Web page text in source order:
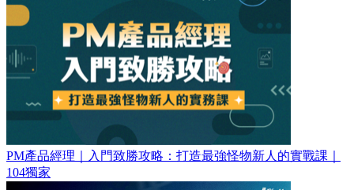
PM產品經理｜入門致勝攻略：打造最強怪物新人的實戰課｜
104獨家